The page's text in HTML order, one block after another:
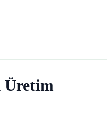
Üretim